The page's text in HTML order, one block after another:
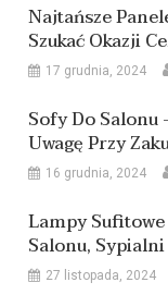
Najtańsze
Szukać Okazji
17 grudnia, 2024
Sofy Do Salonu
Uwagę Przy
16 grudnia, 2024
Lampy
Salonu,
27 listopada, 2024